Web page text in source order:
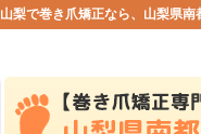
山梨で巻き爪矯正なら、山梨県南